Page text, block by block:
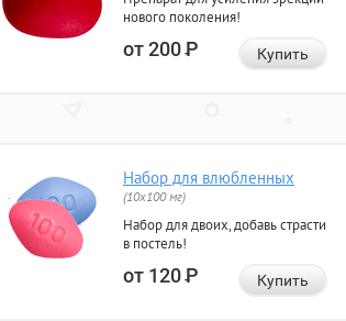
нового поколения!
от 200Р Купить
Набор для влюбленных
(10х100 мг)
Набор для двоих, добавь страсти
в постель!
от 120Р Купить